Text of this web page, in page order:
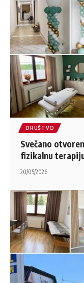
DRUŠTVO
Svečano
fizikalnu
20/05/2026